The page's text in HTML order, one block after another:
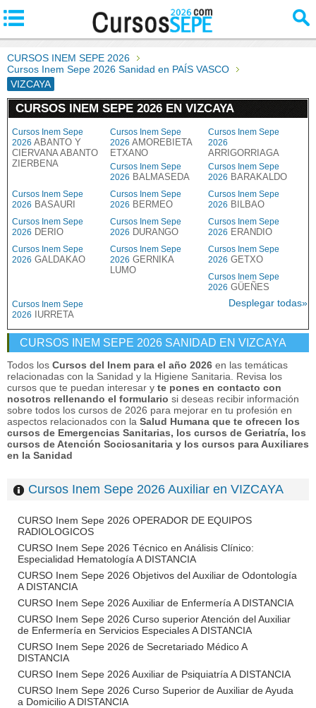
CURSOS INEM SEPE 2026
Cursos Inem Sepe 2026 Sanidad en PAÍS VASCO
VIZCAYA
CURSOS INEM SEPE 2026 EN VIZCAYA
Cursos Inem Sepe
2026 ABANTO Y
CIERVANA ABANTO
ZIERBENA
Cursos Inem Sepe
2026 AMOREBIETA
ETXANO
Cursos Inem Sepe
2026
ARRIGORRIAGA
Cursos Inem Sepe
2026 BALMASEDA
Cursos Inem Sepe
2026 BARAKALDO
Cursos Inem Sepe
2026 BASAURI
Cursos Inem Sepe
2026 BERMEO
Cursos Inem Sepe
2026 BILBAO
Cursos Inem Sepe
2026 DERIO
Cursos Inem Sepe
2026 DURANGO
Cursos Inem Sepe
2026 ERANDIO
Cursos Inem Sepe
2026 GALDAKAO
Cursos Inem Sepe
2026 GERNIKA
LUMO
Cursos Inem Sepe
2026 GETXO
Cursos Inem Sepe
2026 GÜEÑES
Cursos Inem Sepe
2026
IURRETA
Desplegar todas»
CURSOS INEM SEPE 2026 SANIDAD EN VIZCAYA
Todos los Cursos del Inem para el año 2026 en las temáticas
relacionadas con la Sanidad y la Higiene Sanitaria. Revisa los
cursos que te puedan interesar y te pones en contacto con
nosotros rellenando el formulario si deseas recibir información
sobre todos los cursos de 2026 para mejorar en tu profesión en
aspectos relacionados con la Salud Humana que te ofrecen los
cursos de Emergencias Sanitarias, los cursos de Geriatría, los
cursos de Atención Sociosanitaria y los cursos para Auxiliares
en la Sanidad
Cursos Inem Sepe 2026 Auxiliar en VIZCAYA
CURSO Inem Sepe 2026 OPERADOR DE EQUIPOS
RADIOLOGICOS
CURSO Inem Sepe 2026 Técnico en Análisis Clínico:
Especialidad Hematología A DISTANCIA
CURSO Inem Sepe 2026 Objetivos del Auxiliar de Odontología
A DISTANCIA
CURSO Inem Sepe 2026 Auxiliar de Enfermería A DISTANCIA
CURSO Inem Sepe 2026 Curso superior Atención del Auxiliar
de Enfermería en Servicios Especiales A DISTANCIA
CURSO Inem Sepe 2026 de Secretariado Médico A
DISTANCIA
CURSO Inem Sepe 2026 Auxiliar de Psiquiatría A DISTANCIA
CURSO Inem Sepe 2026 Curso Superior de Auxiliar de Ayuda
a Domicilio A DISTANCIA